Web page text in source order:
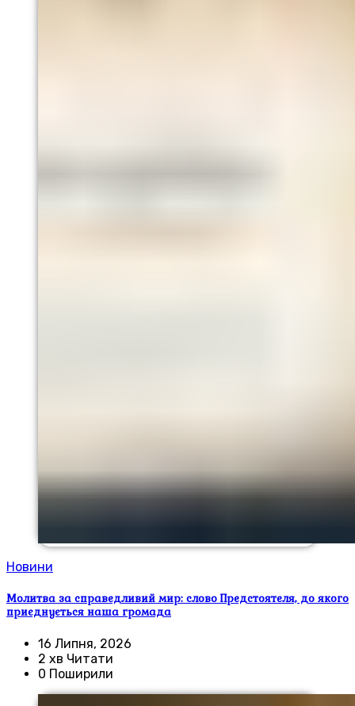
Новини
Молитва за справедливий мир: слово Предстоятеля, до якого
приєднується наша громада
16 Липня, 2026
2 хв Читати
0 Поширили